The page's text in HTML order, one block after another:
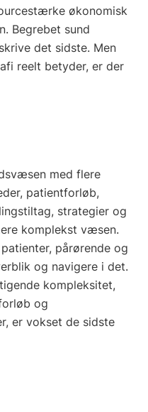
økonomisk
Begrebet sund
det sidste. Men
reelt betyder, er der
med flere
patientforløb,
strategier og
komplekst væsen.
pårørende og
og navigere i det.
kompleksitet,
og
er vokset de sidste